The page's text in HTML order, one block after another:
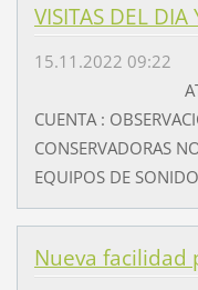
VISITAS DEL DIA
15.11.2022 09:22
ATENCION
CUENTA :
CONSERVADORAS
EQUIPOS DE
Nueva facilidad